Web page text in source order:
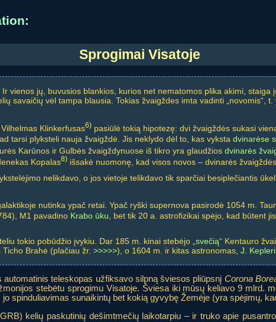
Sprogimai Visatoje
vienos jų, buvusios blankios, kurios net nematomos plika akimi, staiga
savaičių vėl tampa blausia. Tokias žvaigždes imta vadinti „novomis“,
Klinkerfusas6) pasiūlė tokią hipotezę: dvi žvaigždės sukasi
tarsi plyksteli nauja žvaigždė. Jis neklydo dėl to, kas vyksta dvinarėse
Karūnos ir Gulbės žvaigždynuose iš tikro yra glaudžios dvinarės
Kopalas8) išsakė nuomonę, kad visos novos – dvinarės žvaigždės.
nelikdavo, o jos vietoje telikdavo tik sparčiai besiplečiantis
nutinka ypač retai. Ypač ryški supernova pasirodė 1054 m.
M1 pavadino Krabo ūku, bet tik 20 a. astrofizikai spėjo, kad būtent
tokio pobūdžio įvykiu. Dar 185 m. kinai stebėjo „ svečią“ Kentauro
Brahė (plačiau žr. >>>>>), o 1604 m. ir kitas astronomas, J.
teleskopas užfiksavo silpną šviesos pliūpsnį Corona
stebėtu sprogimu Visatoje. Šviesa iki mūsų keliavo 9 mlrd.
spinduliavimas sunaikintų bet kokią gyvybę Žemėje (yra spėjimų,
kelių paskutinių dešimtmečių laikotarpiu – ir truko apie